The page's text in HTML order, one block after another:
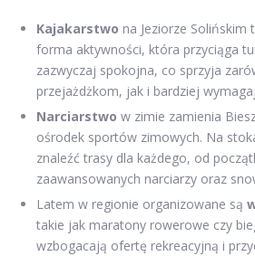
Kajakarstwo na Jeziorze
forma aktywności, która przyciąga
zazwyczaj spokojna, co sprzyja
przejażdżkom, jak i bardziej
Narciarstwo w zimie zamienia
ośrodek sportów zimowych. Na
znaleźć trasy dla każdego, od
zaawansowanych narciarzy oraz
Latem w regionie organizowane są
takie jak maratony rowerowe czy
wzbogacają ofertę rekreacyjną i